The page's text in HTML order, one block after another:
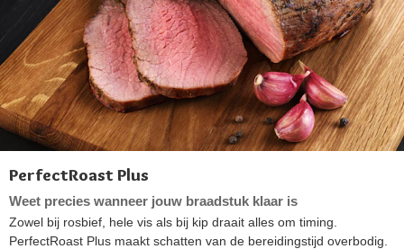
PerfectRoast Plus
Weet precies wanneer jouw braadstuk klaar is
Zowel bij rosbief, hele vis als bij kip draait alles om timing.
PerfectRoast Plus maakt schatten van de bereidingstijd overbodig.